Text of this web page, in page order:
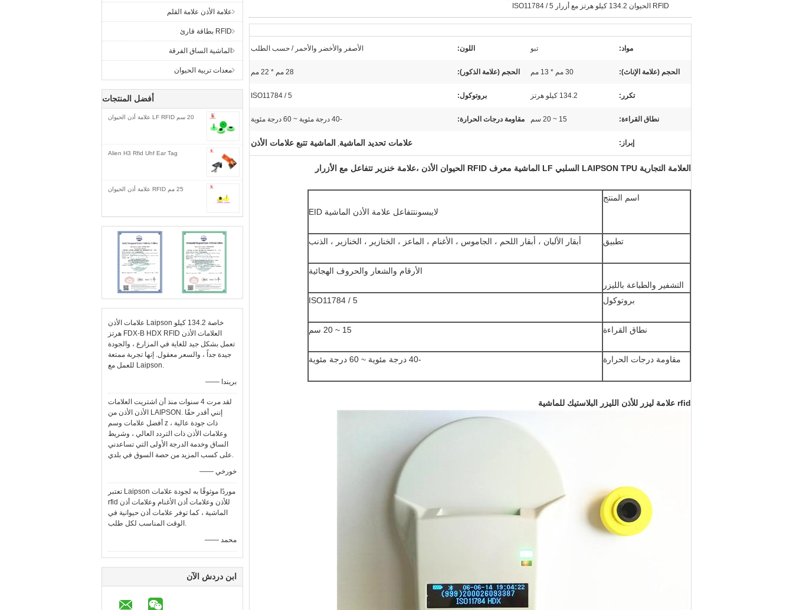
علامة الأذن علامة القلم
RFID بطاقة قارئ
الماشية الساق الفرقة
معدات تربية الحيوان
أفضل المنتجات
20 سم LF RFID علامة أذن الحيوان
Alien H3 Rfid Uhf Ear Tag
25 مم RFID علامة أذن الحيوان
علامات الأذن Laipson خاصة 134.2 كيلو
هرتز FDX-B HDX RFID العلامات الأذن
تعمل بشكل جيد للغاية في المزارع ، والجودة
جيدة جداً ، والسعر معقول. إنها تجربة ممتعة
للعمل مع Laipson.
—— بريندا
لقد مرت 4 سنوات منذ أن اشتريت العلامات
الأذن الأذن من LAIPSON. إنني أقدر حقًا
أفضل علامات وسم z ذات جودة عالية ،
وعلامات الأذن ذات التردد العالي ، وشريط
الساق وخدمة الدرجة الأولى التي تساعدني
على كسب المزيد من حصة السوق في بلدي.
—— خورخي
تعتبر Laipson موردًا موثوقًا به لجودة علامات
rfid للأذن وعلامات أذن الأغنام وعلامات أذن
الماشية ، كما توفر علامات أذن حيوانية في
الوقت المناسب لكل طلب.
—— محمد
ابن دردش الآن
RFID الحيوان 134.2 كيلو هرتز مع أزرار ISO11784 / 5
مواد: تبو اللون: الأصفر والأخضر والأحمر / حسب الطلب
الحجم (علامة الإناث): 30 مم * 13 مم الحجم (علامة الذكور): 28 مم * 22 مم
تكرر: 134.2 كيلو هرتز بروتوكول: ISO11784 / 5
نطاق القراءة: 15 ~ 20 سم مقاومة درجات الحرارة: -40 درجة مئوية ~ 60 درجة مئوية
إبراز: علامات تحديد الماشية, الماشية تتبع علامات الأذن
العلامة التجارية LAIPSON TPU السلبي LF الماشية معرف RFID الحيوان الأذن ، علامة خنزير تتفاعل مع الأزرار
اسم المنتج
لايبسونتتفاعل علامة الأذن الماشية EID
تطبيق أبقار الألبان ، أبقار اللحم ، الجاموس ، الأغنام ، الماعز ، الخنازير ، الخنازير ، الذنب
التشفير والطباعة بالليزر
الأرقام والشعار والحروف الهجائية
بروتوكول ISO11784 / 5
نطاق القراءة 15 ~ 20 سم
مقاومة درجات الحرارة -40 درجة مئوية ~ 60 درجة مئوية
rfid علامة ليزر للأذن الليزر البلاستيك للماشية